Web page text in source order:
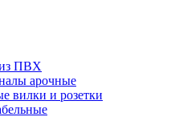
ПВХ
арочные
вилки и розетки